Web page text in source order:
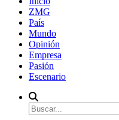
ZMG
País
Mundo
Opinión
Empresa
Pasión
Escenario